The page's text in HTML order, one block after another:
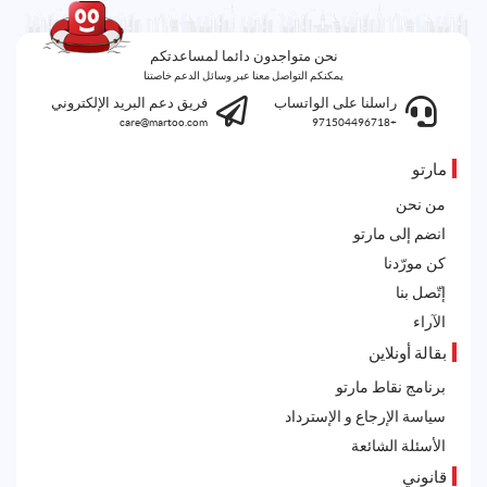
نحن متواجدون دائما لمساعدتكم
يمكنكم التواصل معنا عبر وسائل الدعم خاصتنا
راسلنا على الواتساب
+971504496718
فريق دعم البريد الإلكتروني
care@martoo.com
مارتو
من نحن
انضم إلى مارتو
كن مورّدنا
إتّصل بنا
الآراء
بقالة أونلاين
برنامج نقاط مارتو
سياسة الإرجاع و الإسترداد
الأسئلة الشائعة
قانوني